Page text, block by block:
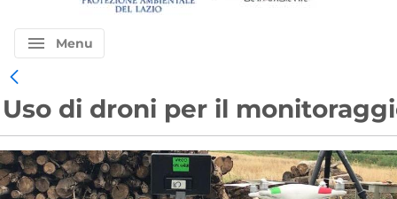
menu Menu
Uso di droni per il